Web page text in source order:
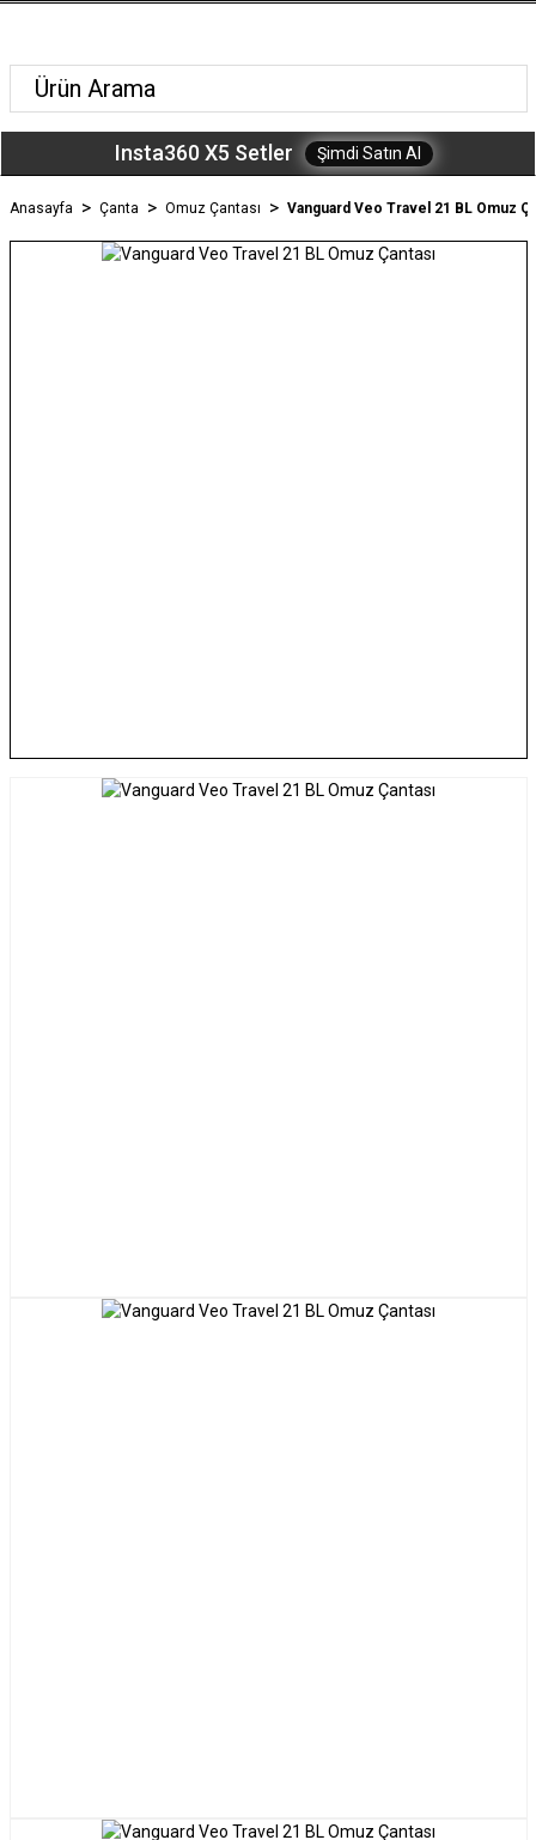
Insta360 X5 Setler Şimdi Satın Al
Anasayfa Çanta Omuz Çantası Vanguard Veo Travel 21 BL Omuz